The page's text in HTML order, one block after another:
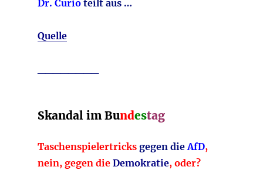
Dr. Curioteilt aus …
Quelle
Skandal im Bundestag
Taschenspielertricksgegen dieAfD,
nein, gegen die Demokratie, oder?